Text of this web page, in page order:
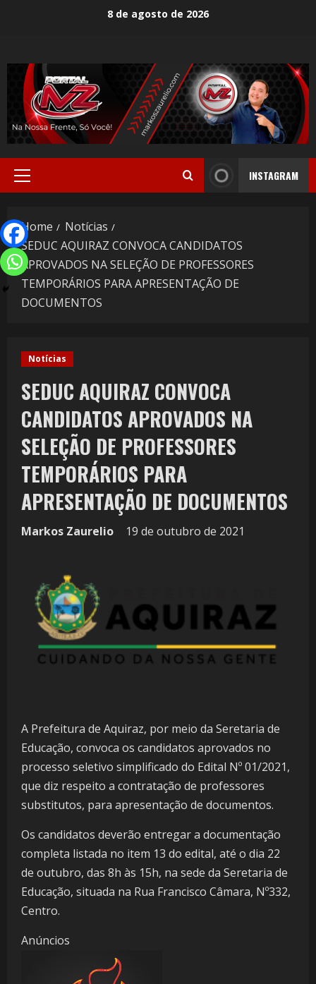
8 de agosto de 2026
INSTAGRAM
Home
Notícias
SEDUC AQUIRAZ CONVOCA CANDIDATOS
APROVADOS NA SELEÇÃO DE PROFESSORES
TEMPORÁRIOS PARA APRESENTAÇÃO DE
DOCUMENTOS
Notícias
SEDUC AQUIRAZ CONVOCA
CANDIDATOS APROVADOS NA
SELEÇÃO DE PROFESSORES
TEMPORÁRIOS PARA
APRESENTAÇÃO DE DOCUMENTOS
Markos Zaurelio 19 de outubro de 2021
A Prefeitura de Aquiraz, por meio da Seretaria de
Educação, convoca os candidatos aprovados no
processo seletivo simplificado do Edital Nº 01/2021,
que diz respeito a contratação de professores
substitutos, para apresentação de documentos.
Os candidatos deverão entregar a documentação
completa listada no item 13 do edital, até o dia 22
de outubro, das 8h às 15h, na sede da Seretaria de
Educação, situada na Rua Francisco Câmara, Nº332,
Centro.
Anúncios